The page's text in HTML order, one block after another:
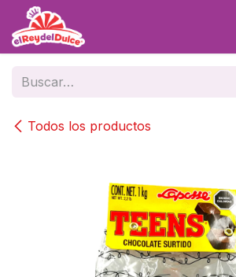
Ir al contenido
Todos los productos